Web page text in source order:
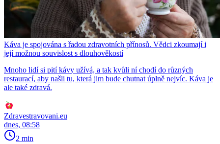
Káva je spojována s řadou zdravotních přínosů. Vědci zkoumají i
její možnou souvislost s dlouhověkostí
Mnoho lidí si pití kávy užívá, a tak kvůli ní chodí do různých
restaurací, aby našli tu, která jim bude chutnat úplně nejvíc. Káva je
ale také zdravá.
Zdravestravovani.eu
dnes, 08:58
2 min